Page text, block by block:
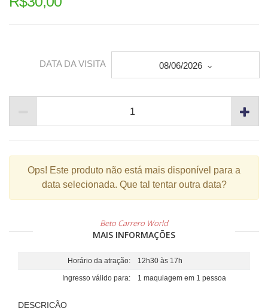
DATA DA VISITA 08/06/2026
Ops! Este produto não está mais disponível para a
data selecionada. Que tal tentar outra data?
Beto Carrero World
MAIS INFORMAÇÕES
Horário da atração: 12h30 às 17h
Ingresso válido para: 1 maquiagem em 1 pessoa
DESCRIÇÃO